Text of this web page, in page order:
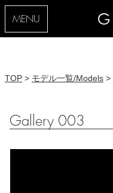
MENU
TOP > モデル一覧/Models >
Gallery 003